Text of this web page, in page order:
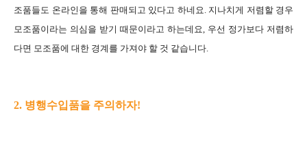
조품들도 온라인을 통해 판매되고 있다고 하네요. 지나치게 저렴할 경우
모조품이라는 의심을 받기 때문이라고 하는데요, 우선 정가보다 저렴하
다면 모조품에 대한 경계를 가져야 할 것 같습니다.
2. 병행수입품을 주의하자!